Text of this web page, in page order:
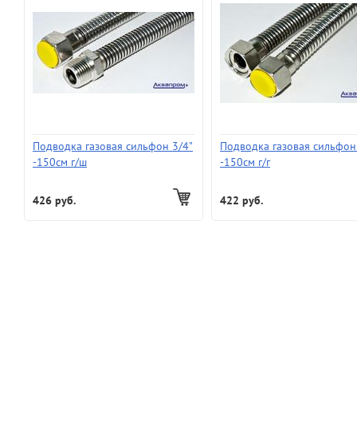
Подводка газовая сильфон 3/4"
-150см г/ш
426 руб.
Подводка газовая
-150см г/г
422 руб.